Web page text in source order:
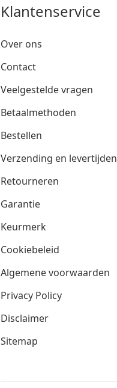
Klantenservice
Over ons
Contact
Veelgestelde vragen
Betaalmethoden
Bestellen
Verzending en levertijden
Retourneren
Garantie
Keurmerk
Cookiebeleid
Algemene voorwaarden
Privacy Policy
Disclaimer
Sitemap